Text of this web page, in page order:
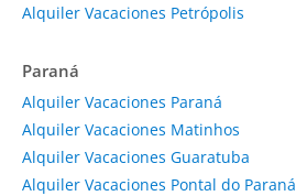
Alquiler Vacaciones Petrópolis
Paraná
Alquiler Vacaciones Paraná
Alquiler Vacaciones Matinhos
Alquiler Vacaciones Guaratuba
Alquiler Vacaciones Pontal do Paraná